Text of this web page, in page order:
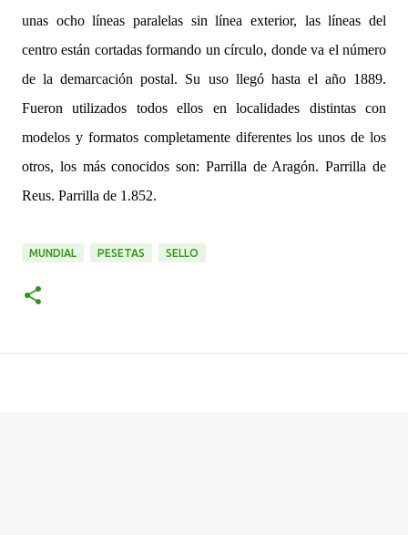
unas ocho líneas paralelas sin línea exterior, las líneas del
centro están cortadas formando un círculo, donde va el número
de la demarcación postal. Su uso llegó hasta el año 1889.
Fueron utilizados todos ellos en localidades distintas con
modelos y formatos completamente diferentes los unos de los
otros, los más conocidos son: Parrilla de Aragón. Parrilla de
Reus. Parrilla de 1.852.
MUNDIAL PESETAS SELLO